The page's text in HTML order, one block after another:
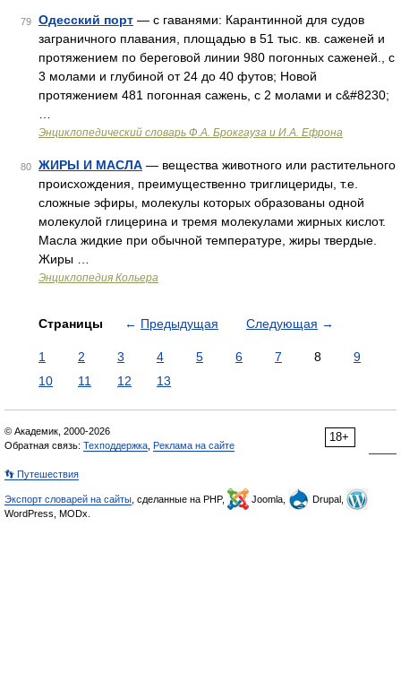
79 Одесский порт — с гаванями: Карантинной для судов
заграничного плавания, площадью в 51 тыс. кв. саженей и
протяжением по береговой линии 980 погонных саженей., с
3 молами и глубиной от 24 до 40 футов; Новой
протяжением 481 погонная сажень, с 2 молами и с&#8230;
Энциклопедический словарь Ф.А. Брокгауза и И.А. Ефрона
80 ЖИРЫ И МАСЛА — вещества животного или растительного
происхождения, преимущественно триглицериды, т.е.
сложные эфиры, молекулы которых образованы одной
молекулой глицерина и тремя молекулами жирных кислот.
Масла жидкие при обычной температуре, жиры твердые.
Жиры …
Энциклопедия Кольера
Страницы ← Предыдущая Следующая →
1 2 3 4 5 6 7 8
9
10
11 12 13
18+
© Академик, 2000-2026
Обратная связь: Техподдержка Реклама на сайте
👣 Путешествия
Экспорт словарей на сайты , сделанные на PHP, Joomla,
Drupal,
WordPress, MODx.